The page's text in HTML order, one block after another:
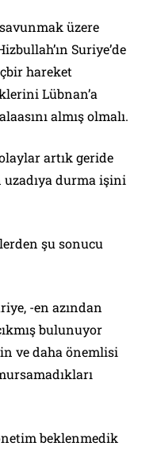
üzere
Suriye’de
hareket
Lübnan’a
almış olmalı.
artık geride
durma işini
şu sonucu
-en azından
bulunuyor
ve daha önemlisi
beklenmedik